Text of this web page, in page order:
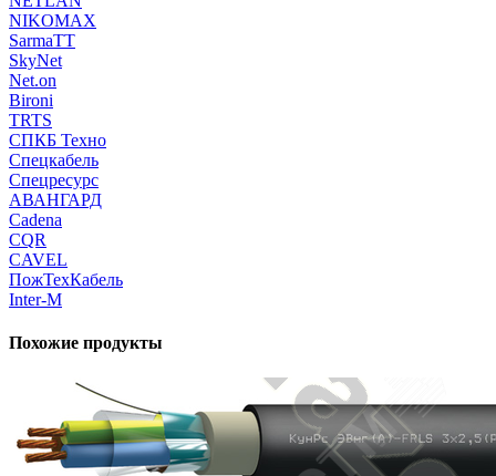
NIKOMAX
SarmaTT
SkyNet
Net.on
Bironi
TRTS
СПКБ Техно
Спецкабель
Спецресурс
АВАНГАРД
Cadena
CQR
CAVEL
ПожТехКабель
Inter-M
Похожие продукты